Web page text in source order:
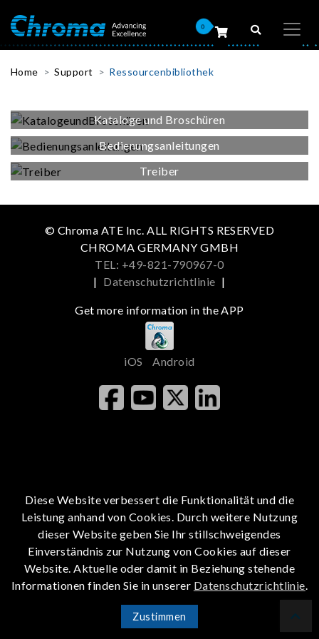
0
Home Support Ressourcenbibliothek
Kataloge und Broschüren
Bedienungsanleitungen
Treiber
© Chroma ATE Inc. ALL RIGHTS RESERVED
CHROMA GERMANY GMBH
TEL: +49-821-790967-0
| Datenschutzrichtlinie |
Get more information in the APP
iOS Android
Diese Website verbessert die Funktionalität und die
Leistung anhand von Cookies. Durch weitere Nutzung
dieser Website geben Sie Ihr stillschweigendes
Einverständnis zur Nutzung von Cookies auf dieser
Website. Aktuelle oder damit in Beziehung stehende
Informationen finden Sie in unserer Datenschutzrichtlinie.
Zustimmen